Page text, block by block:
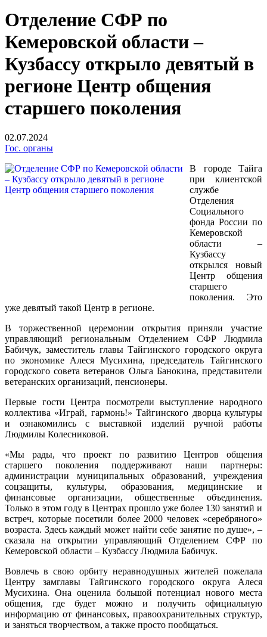
Отделение СФР по
Кемеровской области –
Кузбассу открыло девятый в
регионе Центр общения
старшего поколения
02.07.2024
Гос. органы
В городе Тайга
при клиентской
службе
Отделения
Социального
фонда России по
Кемеровской
области –
Кузбассу
открылся новый
Центр общения
старшего
поколения. Это
уже девятый такой Центр в регионе.
В торжественной церемонии открытия приняли участие
управляющий региональным Отделением СФР Людмила
Бабичук, заместитель главы Тайгинского городского округа
по экономике Алеся Мусихина, председатель Тайгинского
городского совета ветеранов Ольга Банокина, представители
ветеранских организаций, пенсионеры.
Первые гости Центра посмотрели выступление народного
коллектива «Играй, гармонь!» Тайгинского дворца культуры
и ознакомились с выставкой изделий ручной работы
Людмилы Колесниковой.
«Мы рады, что проект по развитию Центров общения
старшего поколения поддерживают наши партнеры:
администрации муниципальных образований, учреждения
соцзащиты, культуры, образования, медицинские и
финансовые организации, общественные объединения.
Только в этом году в Центрах прошло уже более 130 занятий и
встреч, которые посетили более 2000 человек «серебряного»
возраста. Здесь каждый может найти себе занятие по душе», –
сказала на открытии управляющий Отделением СФР по
Кемеровской области – Кузбассу Людмила Бабичук.
Вовлечь в свою орбиту неравнодушных жителей пожелала
Центру замглавы Тайгинского городского округа Алеся
Мусихина. Она оценила большой потенциал нового места
общения, где будет можно и получить официальную
информацию от финансовых, правоохранительных структур,
и заняться творчеством, а также просто пообщаться.